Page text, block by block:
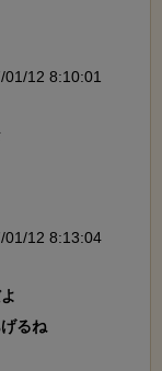
01/12 8:10:01
01/12 8:13:04
るね